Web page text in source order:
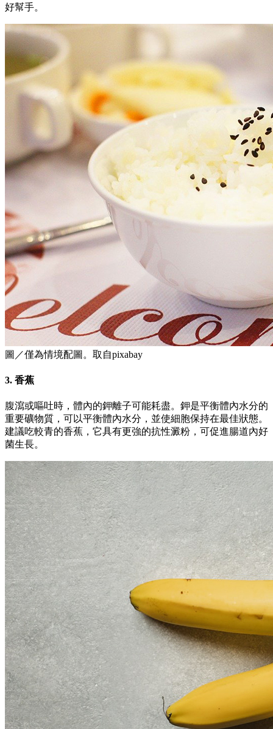
好幫手。
圖／僅為情境配圖。取自pixabay
3. 香蕉
腹瀉或嘔吐時，體內的鉀離子可能耗盡。鉀是平衡體內水分的
重要礦物質，可以平衡體內水分，並使細胞保持在最佳狀態。
建議吃較青的香蕉，它具有更強的抗性澱粉，可促進腸道內好
菌生長。